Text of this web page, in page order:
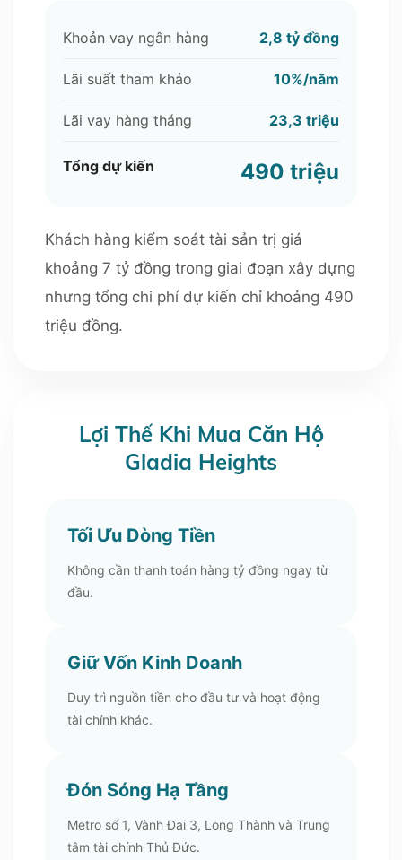
Khoản vay ngân hàng 2,8 tỷ đồng
Lãi suất tham khảo 10%/năm
Lãi vay hàng tháng 23,3 triệu
Tổng dự kiến 490 triệu
Khách hàng kiểm soát tài sản trị giá
khoảng 7 tỷ đồng trong giai đoạn xây dựng
nhưng tổng chi phí dự kiến chỉ khoảng 490
triệu đồng.
Lợi Thế Khi Mua Căn Hộ
Gladia Heights
Tối Ưu Dòng Tiền
Không cần thanh toán hàng tỷ đồng ngay từ
đầu.
Giữ Vốn Kinh Doanh
Duy trì nguồn tiền cho đầu tư và hoạt động
tài chính khác.
Đón Sóng Hạ Tầng
Metro số 1, Vành Đai 3, Long Thành và Trung
tâm tài chính Thủ Đức.